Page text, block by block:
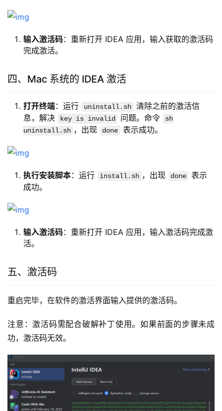
输入激活码：重新打开 IDEA 应用，输入获取的激活码
完成激活。
四、Mac 系统的 IDEA 激活
打开终端：运行 uninstall.sh
清除之前的激活信
息，解决
key is invalid 问题。命令
sh
uninstall.sh ，出现 done 表示成功。
执行安装脚本：运行 install.sh ，出现 done
表示
成功。
输入激活码：重新打开 IDEA 应用，输入激活码完成激
活。
五、激活码
重启完毕，在软件的激活界面输入提供的激活码。
注意：激活码需配合破解补丁使用。如果前面的步骤未成
功，激活码无效。